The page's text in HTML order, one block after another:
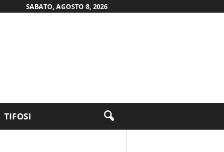
SABATO, AGOSTO 8, 2026
TIFOSI